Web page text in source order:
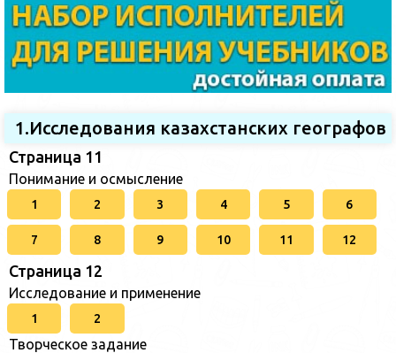
1.Исследования казахстанских географов
Страница 11
Понимание и осмысление
1 2 3 4 5 6
7 8 9 10 11 12
Страница 12
Исследование и применение
1 2
Творческое задание